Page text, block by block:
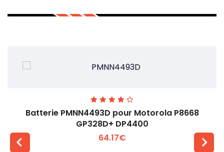
Batterie PMNN4493D pour Motorola P8668
GP328D+ DP4400
64.17€